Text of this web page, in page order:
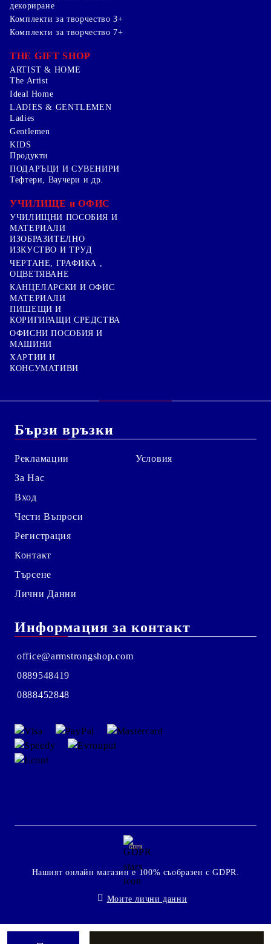
декориране
Комплекти за творчество 3+
Комплекти за творчество 7+
THE GIFT SHOP
ARTIST & HOME
The Artist
Ideal Home
LADIES & GENTLEMEN
Ladies
Gentlemen
KIDS
Продукти
ПОДАРЪЦИ И СУВЕНИРИ
Тефтери, Ваучери и др.
УЧИЛИЩЕ и ОФИС
УЧИЛИЩНИ ПОСОБИЯ И
МАТЕРИАЛИ
ИЗОБРАЗИТЕЛНО
ИЗКУСТВО И ТРУД
ЧЕРТАНЕ, ГРАФИКА ,
ОЦВЕТЯВАНЕ
КАНЦЕЛАРСКИ И ОФИС
МАТЕРИАЛИ
ПИШЕЩИ И
КОРИГИРАЩИ СРЕДСТВА
ОФИСНИ ПОСОБИЯ И
МАШИНИ
ХАРТИИ И
КОНСУМАТИВИ
Бързи връзки
Рекламации
За Нас
Вход
Чести Въпроси
Регистрация
Контакт
Търсене
Лични Данни
Условия
Информация за контакт
office@armstrongshop.com
0889548419
0888452848
GDPR
Нашият онлайн магазин е 100% съобразен с GDPR.
Моите лични данни